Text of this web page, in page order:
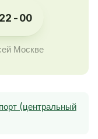
00
Москве
(центральный